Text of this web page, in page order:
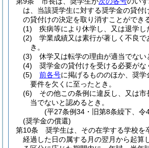
は、当該奨学生に対する奨学金の貸付
の貸付けの決定を取り消すことができる
(1)
疾病等により休学し、又は退学し
(2)
学業成績又は素行が著しく不良で
き。
(3)
休学又は転学の理由が適当でない
(4)
奨学金の貸付けを受ける必要がな
(5)
前各号に掲げるもののほか、奨
要件を欠くに至ったとき。
(6)
その他この条例に違反し、又は
当でないと認めるとき。
(平27条例34・旧第8条繰下、令
(奨学金の償還)
第10条
奨学生は、その在学する学校を
経過した日の属する月の翌月から起算し